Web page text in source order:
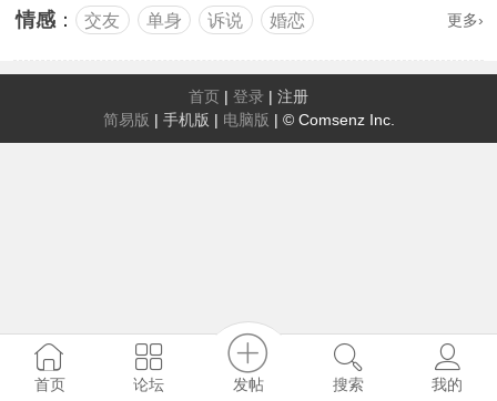
情感 ： 交友 单身 诉说 婚恋 更多›
首页 | 登录 | 注册
简易版 | 手机版 | 电脑版 | © Comsenz Inc.
首页 论坛 发帖 搜索 我的